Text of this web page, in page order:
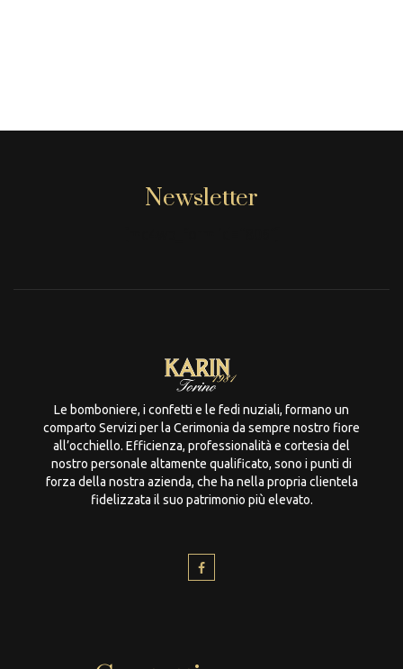
Newsletter
Le bomboniere, i confetti e le fedi nuziali, formano un
comparto Servizi per la Cerimonia da sempre nostro fiore
all’occhiello. Efficienza, professionalità e cortesia del
nostro personale altamente qualificato, sono i punti di
forza della nostra azienda, che ha nella propria clientela
fidelizzata il suo patrimonio più elevato.